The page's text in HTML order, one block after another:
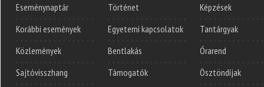
Eseménynaptár
Korábbi események
Közlemények
Sajtóvisszhang
Történet
Egyetemi kapcsolatok
Bentlakás
Támogatók
Képzések
Tantárgyak
Órarend
Ösztöndíjak